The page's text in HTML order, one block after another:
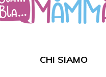
CHI SIAMO